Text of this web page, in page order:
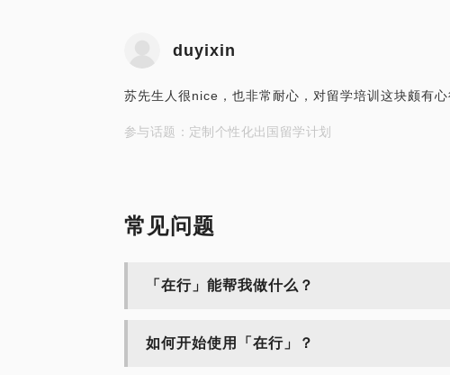
duyixin
苏先生人很nice，也非常耐心，对留学培训这块颇有心
参与话题：定制个性化出国留学计划
常见问题
「在行」能帮我做什么？
如何开始使用「在行」？